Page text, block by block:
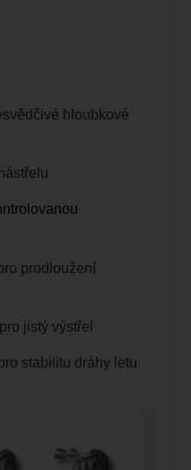
hloubkové
prodloužení
jistý výstřel
stabilitu dráhy letu